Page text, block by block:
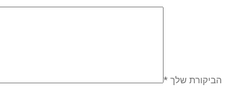
הביקורת שלך *